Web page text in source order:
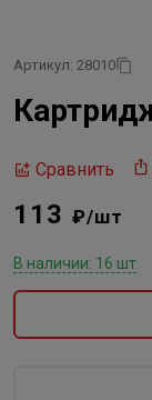
Артикул: 28010
Сравнить
113 ₽/шт
В наличии: 16 шт